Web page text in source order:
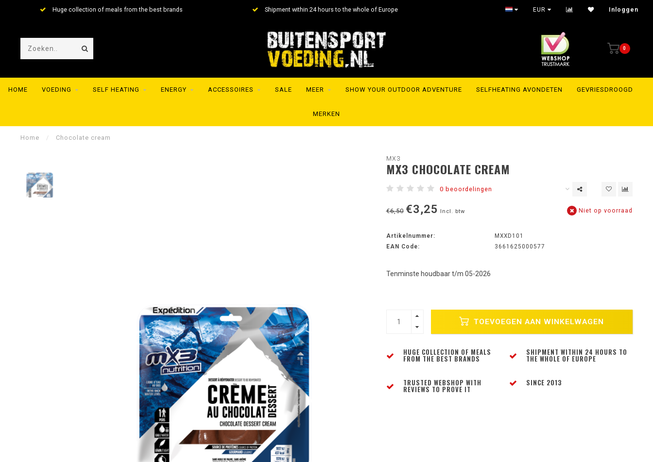
Huge collection of meals from the best brands Shipment within 24 hours to the whole of Europe EUR Inloggen
0
HOME VOEDING SELF HEATING ENERGY ACCESSOIRES SALE MEER SHOW YOUR OUTDOOR ADVENTURE SELFHEATING AVONDETEN GEVRIESDROOGD
MERKEN
Home / Chocolate cream
MX3
MX3 CHOCOLATE CREAM
0 beoordelingen
€6,50 €3,25 Incl. btw Niet op voorraad
Artikelnummer:
MXXD101
EAN Code:
3661625000577
Tenminste houdbaar t/m 05-2026
TOEVOEGEN AAN WINKELWAGEN
HUGE COLLECTION OF MEALS
FROM THE BEST BRANDS
SHIPMENT WITHIN 24 HOURS TO
THE WHOLE OF EUROPE
TRUSTED WEBSHOP WITH
REVIEWS TO PROVE IT
SINCE 2013